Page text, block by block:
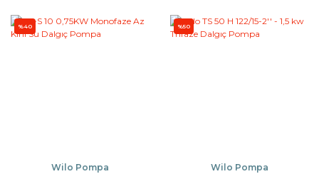
%40
Wilo Pompa
%50
Wilo Pompa